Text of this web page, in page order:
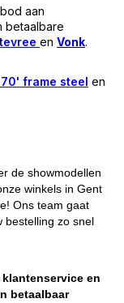
aan
betaalbare
en Vonk.
frame steel en
de showmodellen
winkels in Gent
Ons team gaat
bestelling zo snel
klantenservice en
betaalbaar